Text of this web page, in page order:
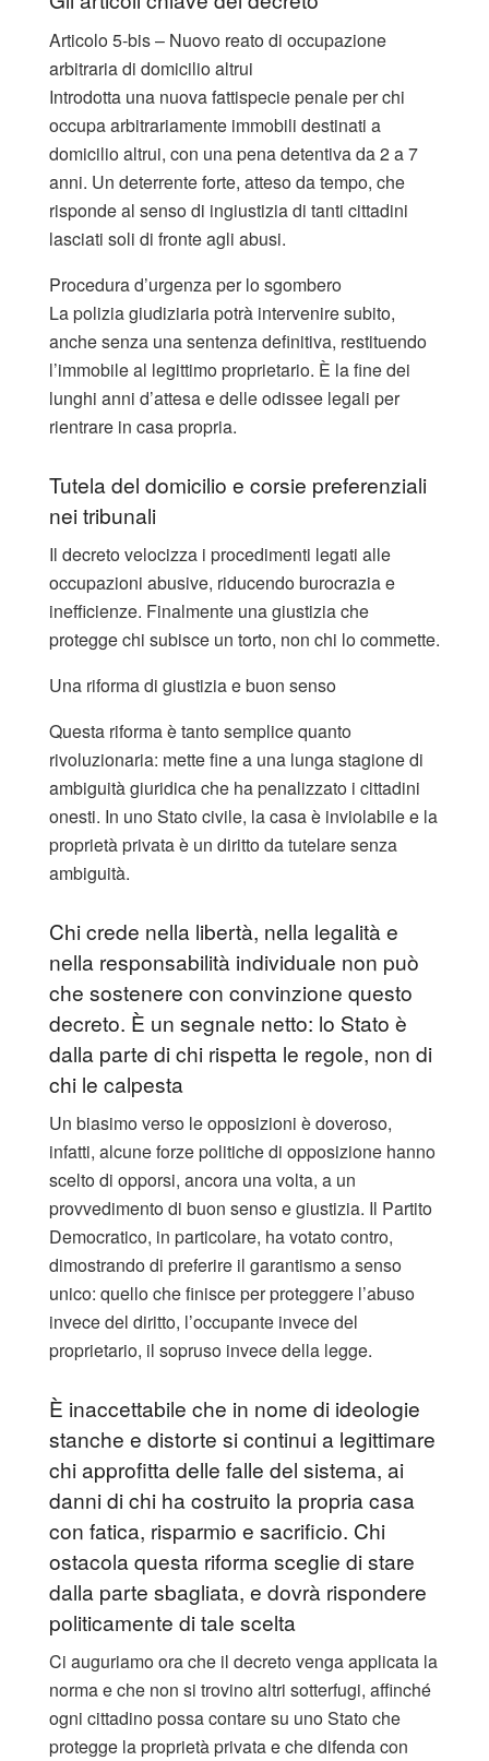
Articolo 5-bis – Nuovo reato di occupazione
arbitraria di domicilio altrui
Introdotta una nuova fattispecie penale per chi
occupa arbitrariamente immobili destinati a
domicilio altrui, con una pena detentiva da 2 a 7
anni. Un deterrente forte, atteso da tempo, che
risponde al senso di ingiustizia di tanti cittadini
lasciati soli di fronte agli abusi.
Procedura d’urgenza per lo sgombero
La polizia giudiziaria potrà intervenire subito,
anche senza una sentenza definitiva, restituendo
l’immobile al legittimo proprietario. È la fine dei
lunghi anni d’attesa e delle odissee legali per
rientrare in casa propria.
Tutela del domicilio e corsie preferenziali
nei tribunali
Il decreto velocizza i procedimenti legati alle
occupazioni abusive, riducendo burocrazia e
inefficienze. Finalmente una giustizia che
protegge chi subisce un torto, non chi lo commette.
Una riforma di giustizia e buon senso
Questa riforma è tanto semplice quanto
rivoluzionaria: mette fine a una lunga stagione di
ambiguità giuridica che ha penalizzato i cittadini
onesti. In uno Stato civile, la casa è inviolabile e la
proprietà privata è un diritto da tutelare senza
ambiguità.
Chi crede nella libertà, nella legalità e
nella responsabilità individuale non può
che sostenere con convinzione questo
decreto. È un segnale netto: lo Stato è
dalla parte di chi rispetta le regole, non di
chi le calpesta
Un biasimo verso le opposizioni è doveroso,
infatti, alcune forze politiche di opposizione hanno
scelto di opporsi, ancora una volta, a un
provvedimento di buon senso e giustizia. Il Partito
Democratico, in particolare, ha votato contro,
dimostrando di preferire il garantismo a senso
unico: quello che finisce per proteggere l’abuso
invece del diritto, l’occupante invece del
proprietario, il sopruso invece della legge.
È inaccettabile che in nome di ideologie
stanche e distorte si continui a legittimare
chi approfitta delle falle del sistema, ai
danni di chi ha costruito la propria casa
con fatica, risparmio e sacrificio. Chi
ostacola questa riforma sceglie di stare
dalla parte sbagliata, e dovrà rispondere
politicamente di tale scelta
Ci auguriamo ora che il decreto venga applicata la
norma e che non si trovino altri sotterfugi, affinché
ogni cittadino possa contare su uno Stato che
protegge la proprietà privata e che difenda con